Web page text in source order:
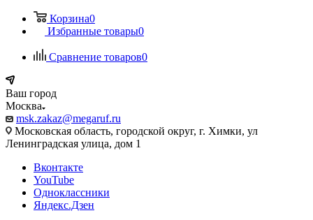
Корзина0
Избранные товары0
Сравнение товаров0
Ваш город
Москва
msk.zakaz@megaruf.ru
Московская область, городской округ, г. Химки, ул
Ленинградская улица, дом 1
Вконтакте
YouTube
Одноклассники
Яндекс.Дзен